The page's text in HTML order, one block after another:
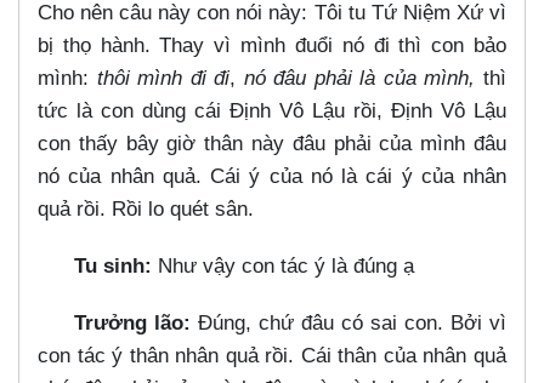
Cho nên câu này con nói này: Tôi tu Tứ Niệm Xứ vì
bị thọ hành. Thay vì mình đuổi nó đi thì con bảo
mình: thôi mình đi đi, nó đâu phải là của mình, thì
tức là con dùng cái Định Vô Lậu rồi, Định Vô Lậu
con thấy bây giờ thân này đâu phải của mình đâu
nó của nhân quả. Cái ý của nó là cái ý của nhân
quả rồi. Rồi lo quét sân.
Tu sinh: Như vậy con tác ý là đúng ạ
Trưởng lão: Đúng, chứ đâu có sai con. Bởi vì
con tác ý thân nhân quả rồi. Cái thân của nhân quả